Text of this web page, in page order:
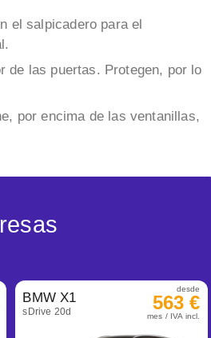
el salpicadero para el
de las puertas. Protegen, por lo
por encima de las ventanillas,
BMW X1
sDrive 20d
desde
563 €
mes / IVA incl.